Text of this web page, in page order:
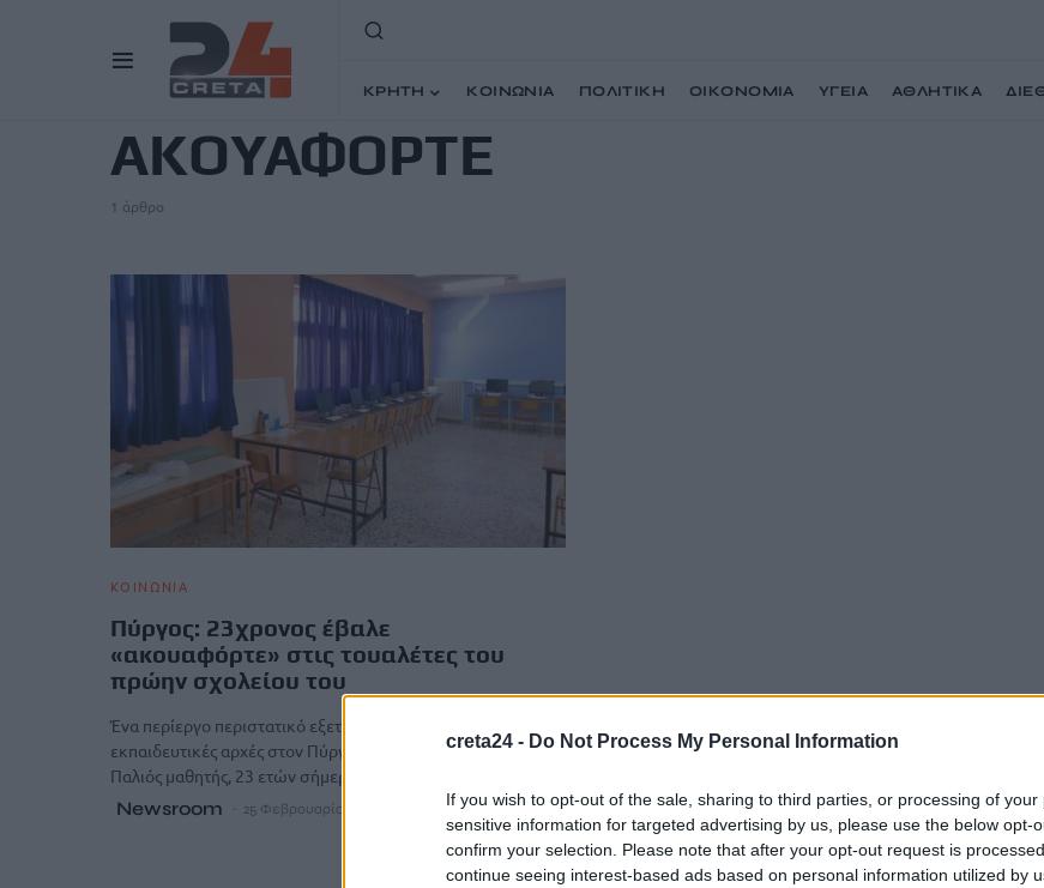
creta24 - Do Not Process My Personal Information
If you wish to opt-out of the sale, sharing to third parties, or processing of your
sensitive information for targeted advertising by us, please use the below opt-
confirm your selection. Please note that after your opt-out request is
continue seeing interest-based ads based on personal information utilized by
ΚΡΗΤΗ ΚΟΙΝΩΝΙΑ ΠΟΛΙΤΙΚΗ ΟΙΚΟΝΟΜΙΑ ΥΓΕΙΑ ΑΘΛΗΤΙΚΑ
ΑΚΟΥΑΦΟΡΤΕ
1 άρθρο
ΚΟΙΝΩΝΙΑ
Πύργος: 23χρονος έβαλε
«ακουαφόρτε» στις τουαλέτες του
πρώην σχολείου του
Ένα περίεργο περιστατικό εξετάζουν οι αστυνομικές και
εκπαιδευτικές αρχές στον Πύργο την Τετάρτης (25/02).
Παλιός μαθητής, 23 ετών σήμερα, μετέβη…
Newsroom 25 Φεβρουαρίου, 2026